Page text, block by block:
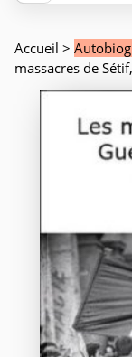
Accueil >
massacres de